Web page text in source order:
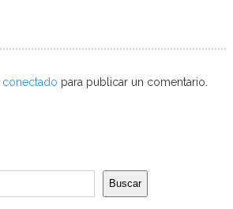
conectado para publicar un comentario.
Buscar